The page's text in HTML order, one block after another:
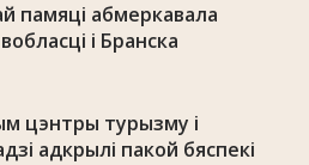
памяці абмеркавала
і Бранска
цэнтры турызму і
адкрылі пакой бяспекі